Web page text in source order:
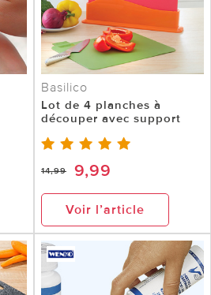
Basilico
Lot de 4 planches à
découper avec support
14,99 9,99
Voir l’article